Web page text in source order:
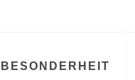
BESONDERHEIT